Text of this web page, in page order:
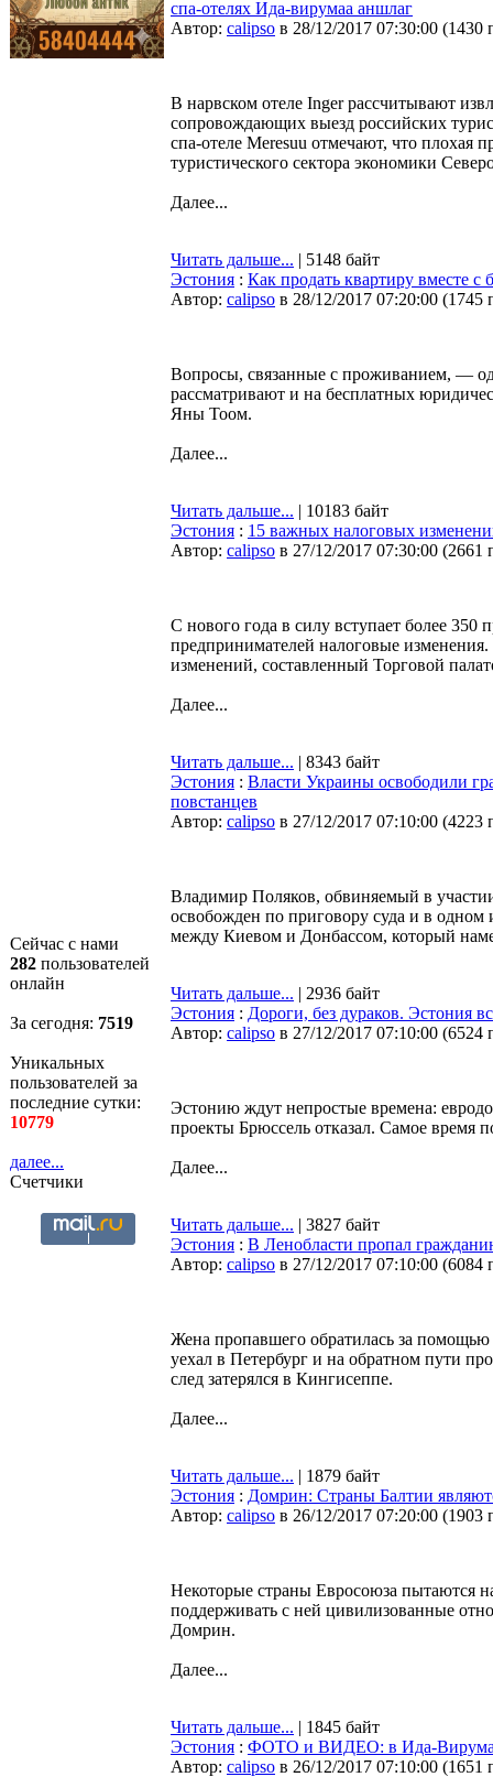
Сейчас с нами
282 пользователей
онлайн
За сегодня: 7519
Уникальных
пользователей за
последние сутки:
10779
далее...
Счетчики
спа-отелях Ида-вирумаа аншлаг
Автор: calipso в 28/12/2017 07:30:00 (1430
В нарвском отеле Inger рассчитывают
сопровождающих выезд российских
спа-отеле Meresuu отмечают, что плохая
туристического сектора экономики
Далее...
Читать дальше... | 5148 байт
Эстония : Как продать квартиру вместе
Автор: calipso в 28/12/2017 07:20:00 (1745
Вопросы, связанные с проживанием, —
рассматривают и на бесплатных
Яны Тоом.
Далее...
Читать дальше... | 10183 байт
Эстония : 15 важных налоговых
Автор: calipso в 27/12/2017 07:30:00 (2661
С нового года в силу вступает более
предпринимателей налоговые
изменений, составленный Торговой
Далее...
Читать дальше... | 8343 байт
Эстония : Власти Украины освободили
повстанцев
Автор: calipso в 27/12/2017 07:10:00 (4223
Владимир Поляков, обвиняемый в
освобожден по приговору суда и в
между Киевом и Донбассом, который
Читать дальше... | 2936 байт
Эстония : Дороги, без дураков. Эстония
Автор: calipso в 27/12/2017 07:10:00 (6524
Эстонию ждут непростые времена:
проекты Брюссель отказал. Самое время
Далее...
Читать дальше... | 3827 байт
Эстония : В Ленобласти пропал
Автор: calipso в 27/12/2017 07:10:00 (6084
Жена пропавшего обратилась за
уехал в Петербург и на обратном пути
след затерялся в Кингисеппе.
Далее...
Читать дальше... | 1879 байт
Эстония : Домрин: Страны Балтии
Автор: calipso в 26/12/2017 07:20:00 (1903
Некоторые страны Евросоюза пытаются
поддерживать с ней цивилизованные
Домрин.
Далее...
Читать дальше... | 1845 байт
Эстония : ФОТО и ВИДЕО: в Ида-Вирумаа
Автор: calipso в 26/12/2017 07:10:00 (1651